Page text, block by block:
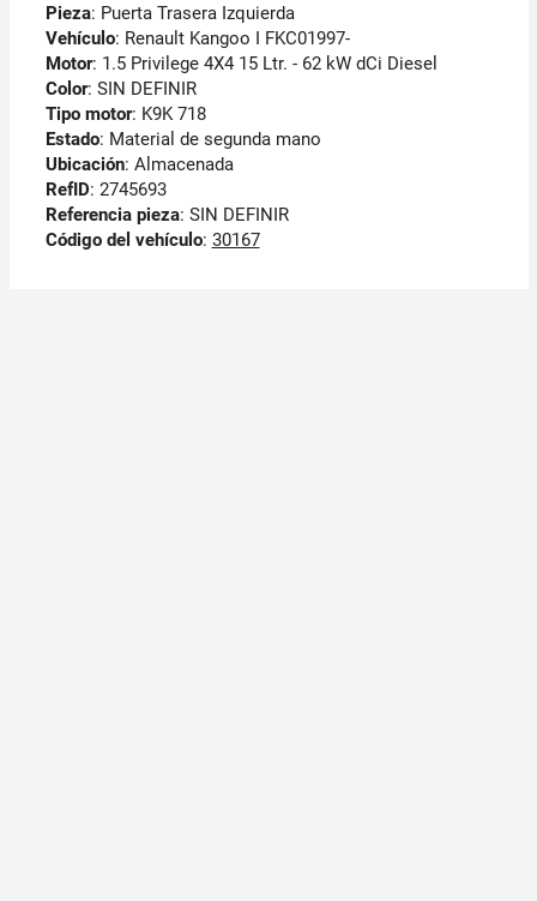
Pieza: Puerta Trasera Izquierda
Vehículo: Renault Kangoo I FKC01997-
Motor: 1.5 Privilege 4X4 15 Ltr. - 62 kW dCi Diesel
Color: SIN DEFINIR
Tipo motor: K9K 718
Estado: Material de segunda mano
Ubicación: Almacenada
RefID: 2745693
Referencia pieza: SIN DEFINIR
Código del vehículo: 30167